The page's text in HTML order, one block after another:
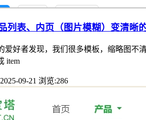
列表、内页（图片模糊）变清晰
爱好者发现，我们很多模板，缩略图不
item
09-21 浏览:286